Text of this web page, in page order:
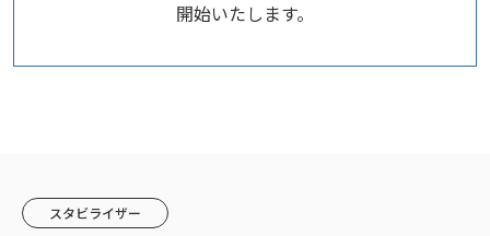
開始いたします。
スタビライザー